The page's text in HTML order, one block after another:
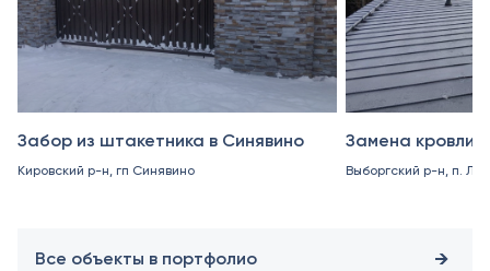
Забор из штакетника в Синявино
Кировский р-н, гп Синявино
Замена кровли
Выборгский р-н, п.
Все объекты в портфолио